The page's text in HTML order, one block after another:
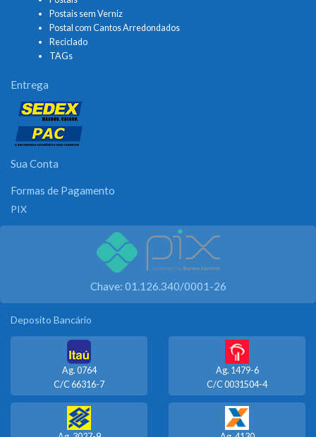
Postais sem Verniz
Postal com Cantos Arredondados
Reciclado
TAGs
Entrega
Sua Conta
Formas de Pagamento
PIX
Chave: 01.126.340/0001-26
Deposito Bancário
Ag. 0764
C/C 66316-7
Ag. 1479-6
C/C 0031504-4